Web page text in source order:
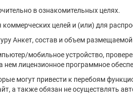
в ознакомительных целях.
целей и (или) для
Анкет, состав и объем
мобильное устройство,
нем лицензионное программное
могут привести к перебоям
а также обязан не осуществлять